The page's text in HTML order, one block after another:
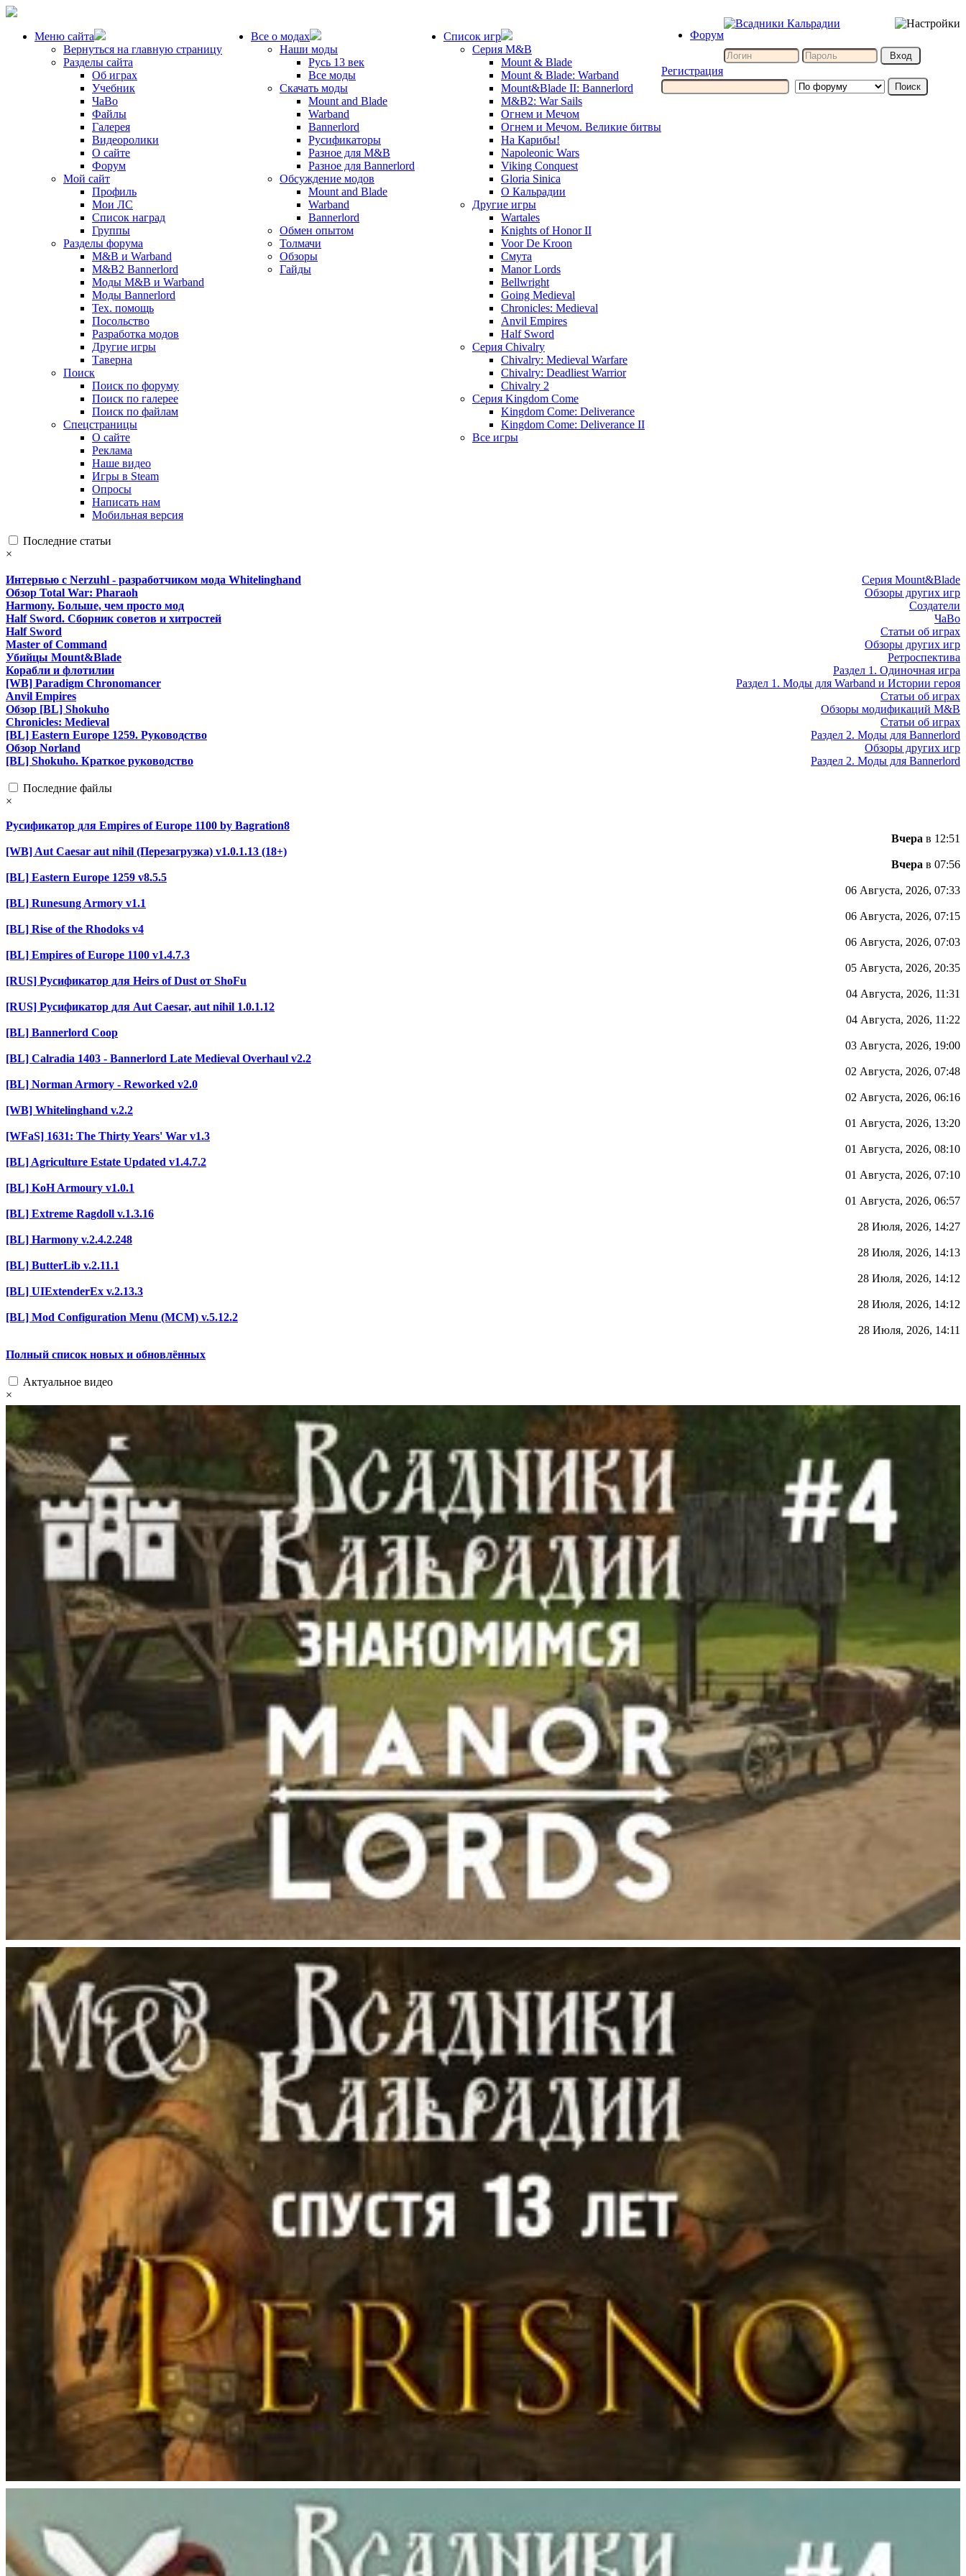
Меню сайта
Вернуться на главную страницу
Разделы сайта
Об играх
Учебник
ЧаВо
Файлы
Галерея
Видеоролики
О сайте
Форум
Мой сайт
Профиль
Мои ЛС
Список наград
Группы
Разделы форума
M&B и Warband
M&B2 Bannerlord
Моды M&B и Warband
Моды Bannerlord
Тех. помощь
Посольство
Разработка модов
Другие игры
Таверна
Поиск
Поиск по форуму
Поиск по галерее
Поиск по файлам
Спецстраницы
О сайте
Реклама
Наше видео
Игры в Steam
Опросы
Написать нам
Мобильная версия
Все о модах
Наши моды
Русь 13 век
Все моды
Скачать моды
Mount and Blade
Warband
Bannerlord
Русификаторы
Разное для M&B
Разное для Bannerlord
Обсуждение модов
Mount and Blade
Warband
Bannerlord
Обмен опытом
Толмачи
Обзоры
Гайды
Список игр
Серия M&B
Mount & Blade
Mount & Blade: Warband
Mount&Blade II: Bannerlord
M&B2: War Sails
Огнем и Мечом
Огнем и Мечом. Великие битвы
На Карибы!
Napoleonic Wars
Viking Conquest
Gloria Sinica
О Кальрадии
Другие игры
Wartales
Knights of Honor II
Voor De Kroon
Смута
Manor Lords
Bellwright
Going Medieval
Chronicles: Medieval
Anvil Empires
Half Sword
Серия Chivalry
Chivalry: Medieval Warfare
Chivalry: Deadliest Warrior
Chivalry 2
Серия Kingdom Come
Kingdom Come: Deliverance
Kingdom Come: Deliverance II
Все игры
Форум
Регистрация
Последние статьи
×
Серия Mount&Blade
Интервью с Nerzuhl - разработчиком мода Whitelinghand
Обзоры других игр
Обзор Total War: Pharaoh
Создатели
Harmony. Больше, чем просто мод
ЧаВо
Half Sword. Сборник советов и хитростей
Статьи об играх
Half Sword
Обзоры других игр
Master of Command
Ретроспектива
Убийцы Mount&Blade
Раздел 1. Одиночная игра
Корабли и флотилии
Раздел 1. Моды для Warband и Истории героя
[WB] Paradigm Chronomancer
Статьи об играх
Anvil Empires
Обзоры модификаций M&B
Обзор [BL] Shokuho
Статьи об играх
Chronicles: Medieval
Раздел 2. Моды для Bannerlord
[BL] Eastern Europe 1259. Руководство
Обзоры других игр
Обзор Norland
Раздел 2. Моды для Bannerlord
[BL] Shokuho. Краткое руководство
Последние файлы
×
Русификатор для Empires of Europe 1100 by Bagration8
Вчера в 12:51
[WB] Aut Caesar aut nihil (Перезагрузка) v1.0.1.13 (18+)
Вчера в 07:56
[BL] Eastern Europe 1259 v8.5.5
06 Августа, 2026, 07:33
[BL] Runesung Armory v1.1
06 Августа, 2026, 07:15
[BL] Rise of the Rhodoks v4
06 Августа, 2026, 07:03
[BL] Empires of Europe 1100 v1.4.7.3
05 Августа, 2026, 20:35
[RUS] Русификатор для Heirs of Dust от ShoFu
04 Августа, 2026, 11:31
[RUS] Русификатор для Aut Caesar, aut nihil 1.0.1.12
04 Августа, 2026, 11:22
[BL] Bannerlord Coop
03 Августа, 2026, 19:00
[BL] Calradia 1403 - Bannerlord Late Medieval Overhaul v2.2
02 Августа, 2026, 07:48
[BL] Norman Armory - Reworked v2.0
02 Августа, 2026, 06:16
[WB] Whitelinghand v.2.2
01 Августа, 2026, 13:20
[WFaS] 1631: The Thirty Years' War v1.3
01 Августа, 2026, 08:10
[BL] Agriculture Estate Updated v1.4.7.2
01 Августа, 2026, 07:10
[BL] KoH Armoury v1.0.1
01 Августа, 2026, 06:57
[BL] Extreme Ragdoll v.1.3.16
28 Июля, 2026, 14:27
[BL] Harmony v.2.4.2.248
28 Июля, 2026, 14:13
[BL] ButterLib v.2.11.1
28 Июля, 2026, 14:12
[BL] UIExtenderEx v.2.13.3
28 Июля, 2026, 14:12
[BL] Mod Configuration Menu (MCM) v.5.12.2
28 Июля, 2026, 14:11
Полный список новых и обновлённых
Актуальное видео
×